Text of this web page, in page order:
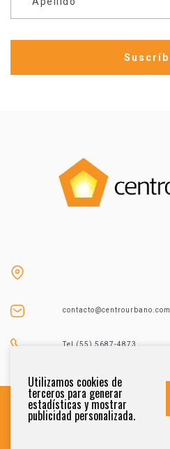
contacto@centrourbano.com
Tel (55) 5687-4873
Utilizamos cookies de
terceros para generar
estadísticas y mostrar
publicidad personalizada.